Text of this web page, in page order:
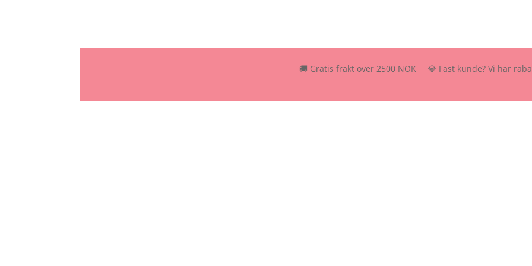
🚚 Gratis frakt over 2500 NOK 💎 Fast kunde? Vi har